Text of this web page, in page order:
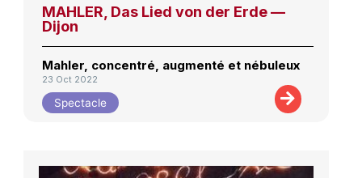
MAHLER, Das Lied von der Erde —
Dijon
Mahler, concentré, augmenté et nébuleux
23 Oct 2022
Spectacle